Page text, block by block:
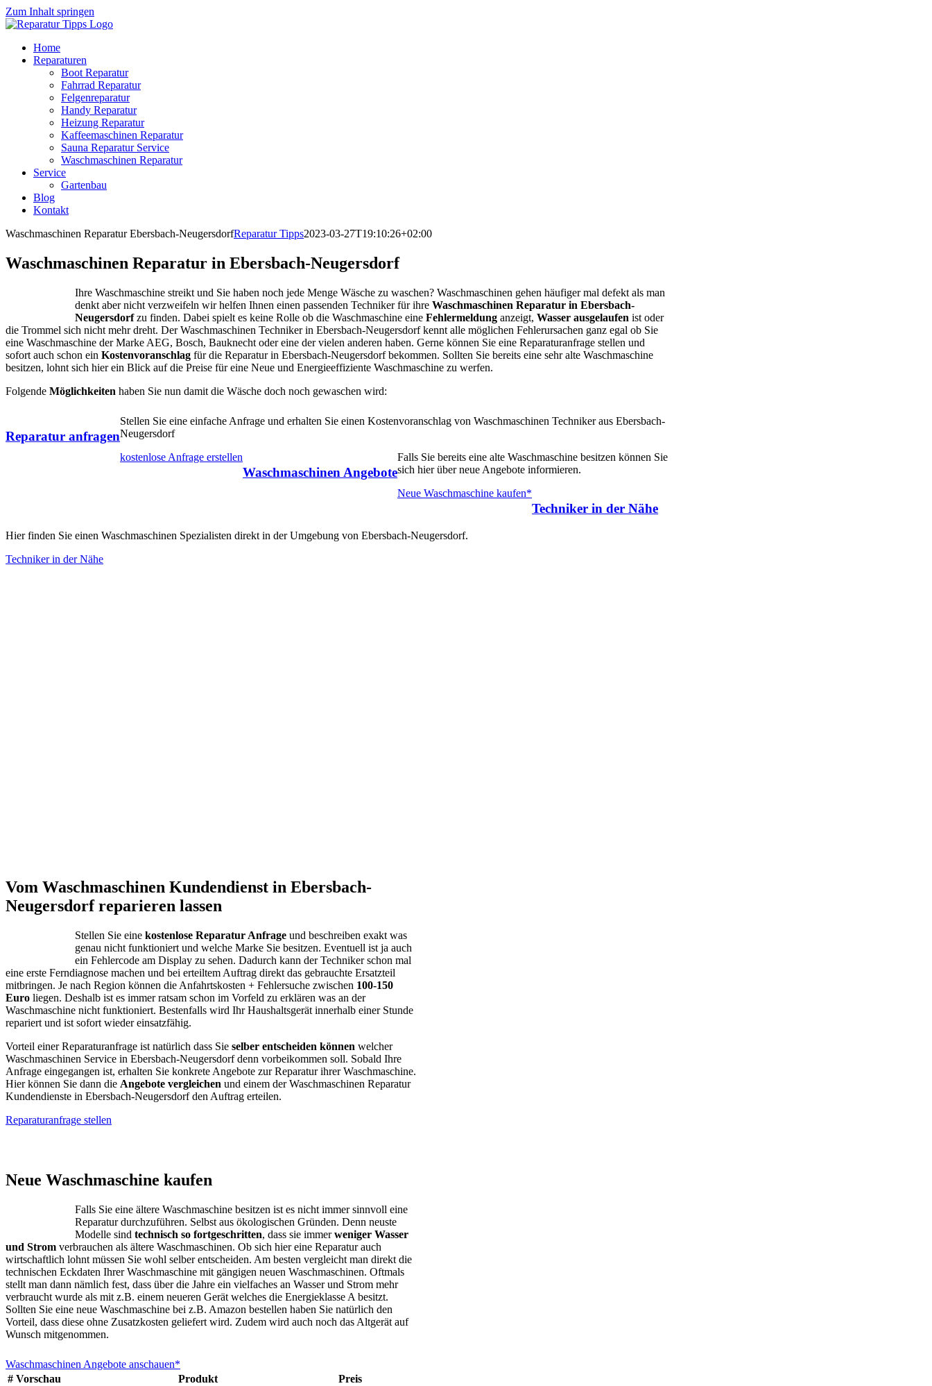
Zum Inhalt springen
Home
Reparaturen
Boot Reparatur
Fahrrad Reparatur
Felgenreparatur
Handy Reparatur
Heizung Reparatur
Kaffeemaschinen Reparatur
Sauna Reparatur Service
Waschmaschinen Reparatur
Service
Gartenbau
Blog
Kontakt
Waschmaschinen Reparatur Ebersbach-NeugersdorfReparatur Tipps2023-03-27T19:10:26+02:00
Waschmaschinen Reparatur in Ebersbach-Neugersdorf
Ihre Waschmaschine streikt und Sie haben noch jede Menge Wäsche zu waschen? Waschmaschinen gehen häufiger mal defekt als man
denkt aber nicht verzweifeln wir helfen Ihnen einen passenden Techniker für ihre Waschmaschinen Reparatur in Ebersbach-
Neugersdorfzu finden. Dabei spielt es keine Rolle ob die Waschmaschine eine Fehlermeldung anzeigt, Wasser ausgelaufen ist oder
die Trommel sich nicht mehr dreht. Der Waschmaschinen Techniker in Ebersbach-Neugersdorf kennt alle möglichen Fehlerursachen ganz egal ob Sie
eine Waschmaschine der Marke AEG, Bosch, Bauknecht oder eine der vielen anderen haben. Gerne können Sie eine Reparaturanfrage stellen und
sofort auch schon ein Kostenvoranschlag für die Reparatur in Ebersbach-Neugersdorf bekommen. Sollten Sie bereits eine sehr alte Waschmaschine
besitzen, lohnt sich hier ein Blick auf die Preise für eine Neue und Energieeffiziente Waschmaschine zu werfen.
Folgende Möglichkeiten haben Sie nun damit die Wäsche doch noch gewaschen wird:
Reparatur anfragen
Stellen Sie eine einfache Anfrage und erhalten Sie einen Kostenvoranschlag von Waschmaschinen Techniker aus Ebersbach-
Neugersdorf
kostenlose Anfrage erstellen
Waschmaschinen Angebote
Falls Sie bereits eine alte Waschmaschine besitzen können Sie
sich hier über neue Angebote informieren.
Neue Waschmaschine kaufen*
Techniker in der Nähe
Hier finden Sie einen Waschmaschinen Spezialisten direkt in der Umgebung von Ebersbach-Neugersdorf.
Techniker in der Nähe
Vom Waschmaschinen Kundendienst in Ebersbach-
Neugersdorf reparieren lassen
Stellen Sie eine kostenlose Reparatur Anfrage und beschreiben exakt was
genau nicht funktioniert und welche Marke Sie besitzen. Eventuell ist ja auch
ein Fehlercode am Display zu sehen. Dadurch kann der Techniker schon mal
eine erste Ferndiagnose machen und bei erteiltem Auftrag direkt das gebrauchte Ersatzteil
mitbringen. Je nach Region können die Anfahrtskosten + Fehlersuche zwischen 100-150
Euro liegen. Deshalb ist es immer ratsam schon im Vorfeld zu erklären was an der
Waschmaschine nicht funktioniert. Bestenfalls wird Ihr Haushaltsgerät innerhalb einer Stunde
repariert und ist sofort wieder einsatzfähig.
Vorteil einer Reparaturanfrage ist natürlich dass Sie selber entscheiden können welcher
Waschmaschinen Service in Ebersbach-Neugersdorf denn vorbeikommen soll. Sobald Ihre
Anfrage eingegangen ist, erhalten Sie konkrete Angebote zur Reparatur ihrer Waschmaschine.
Hier können Sie dann die Angebote vergleichen und einem der Waschmaschinen Reparatur
Kundendienste in Ebersbach-Neugersdorf den Auftrag erteilen.
Reparaturanfrage stellen
Neue Waschmaschine kaufen
Falls Sie eine ältere Waschmaschine besitzen ist es nicht immer sinnvoll eine
Reparatur durchzuführen. Selbst aus ökologischen Gründen. Denn neuste
Modelle sind technisch so fortgeschritten, dass sie immerweniger Wasser
und Strom verbrauchen als ältere Waschmaschinen. Ob sich hier eine Reparatur auch
wirtschaftlich lohnt müssen Sie wohl selber entscheiden. Am besten vergleicht man direkt die
technischen Eckdaten Ihrer Waschmaschine mit gängigen neuen Waschmaschinen. Oftmals
stellt man dann nämlich fest, dass über die Jahre ein vielfaches an Wasser und Strom mehr
verbraucht wurde als mit z.B. einem neueren Gerät welches die Energieklasse A besitzt.
Sollten Sie eine neue Waschmaschine bei z.B. Amazon bestellen haben Sie natürlich den
Vorteil, dass diese ohne Zusatzkosten geliefert wird. Zudem wird auch noch das Altgerät auf
Wunsch mitgenommen.
Waschmaschinen Angebote anschauen*
# Vorschau Produkt Preis